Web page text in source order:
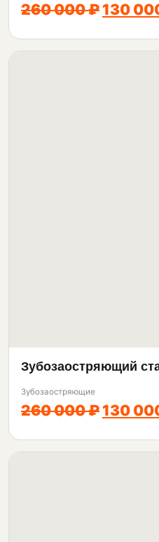
260 000 ₽ 130
Зубозаостряющий
Зубозаостряющие
260 000 ₽ 130